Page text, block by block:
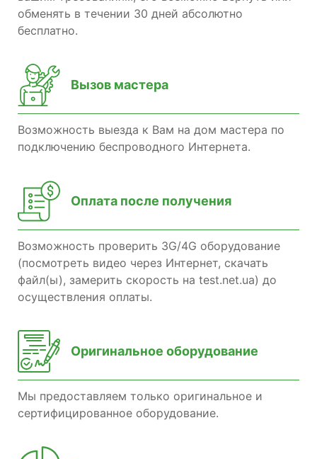
обменять в течении 30 дней абсолютно
бесплатно.
Вызов мастера
Возможность выезда к Вам на дом мастера по
подключению беспроводного Интернета.
Оплата после получения
Возможность проверить 3G/4G оборудование
(посмотреть видео через Интернет, скачать
файл(ы), замерить скорость на test.net.ua) до
осуществления оплаты.
Оригинальное оборудование
Мы предоставляем только оригинальное и
сертифицированное оборудование.